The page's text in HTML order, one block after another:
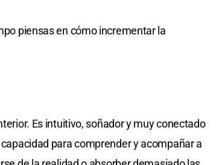
piensas en cómo incrementar la
Es intuitivo, soñador y muy conectado
para comprender y acompañar a